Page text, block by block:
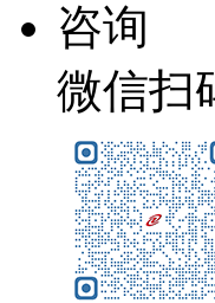
咨询
微信扫